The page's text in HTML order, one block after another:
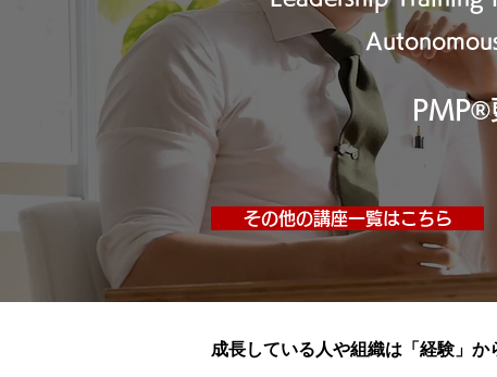
PMP®
その他の講座一覧はこちら
成長している人や組織は「経験」か